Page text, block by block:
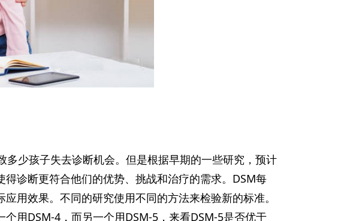
少孩子失去诊断机会。但是根据早期的一些研究，预计
诊断更符合他们的优势、挑战和治疗的需求。DSM每
用效果。不同的研究使用不同的方法来检验新的标准。
用DSM-4，而另一个用DSM-5，来看DSM-5是否优于